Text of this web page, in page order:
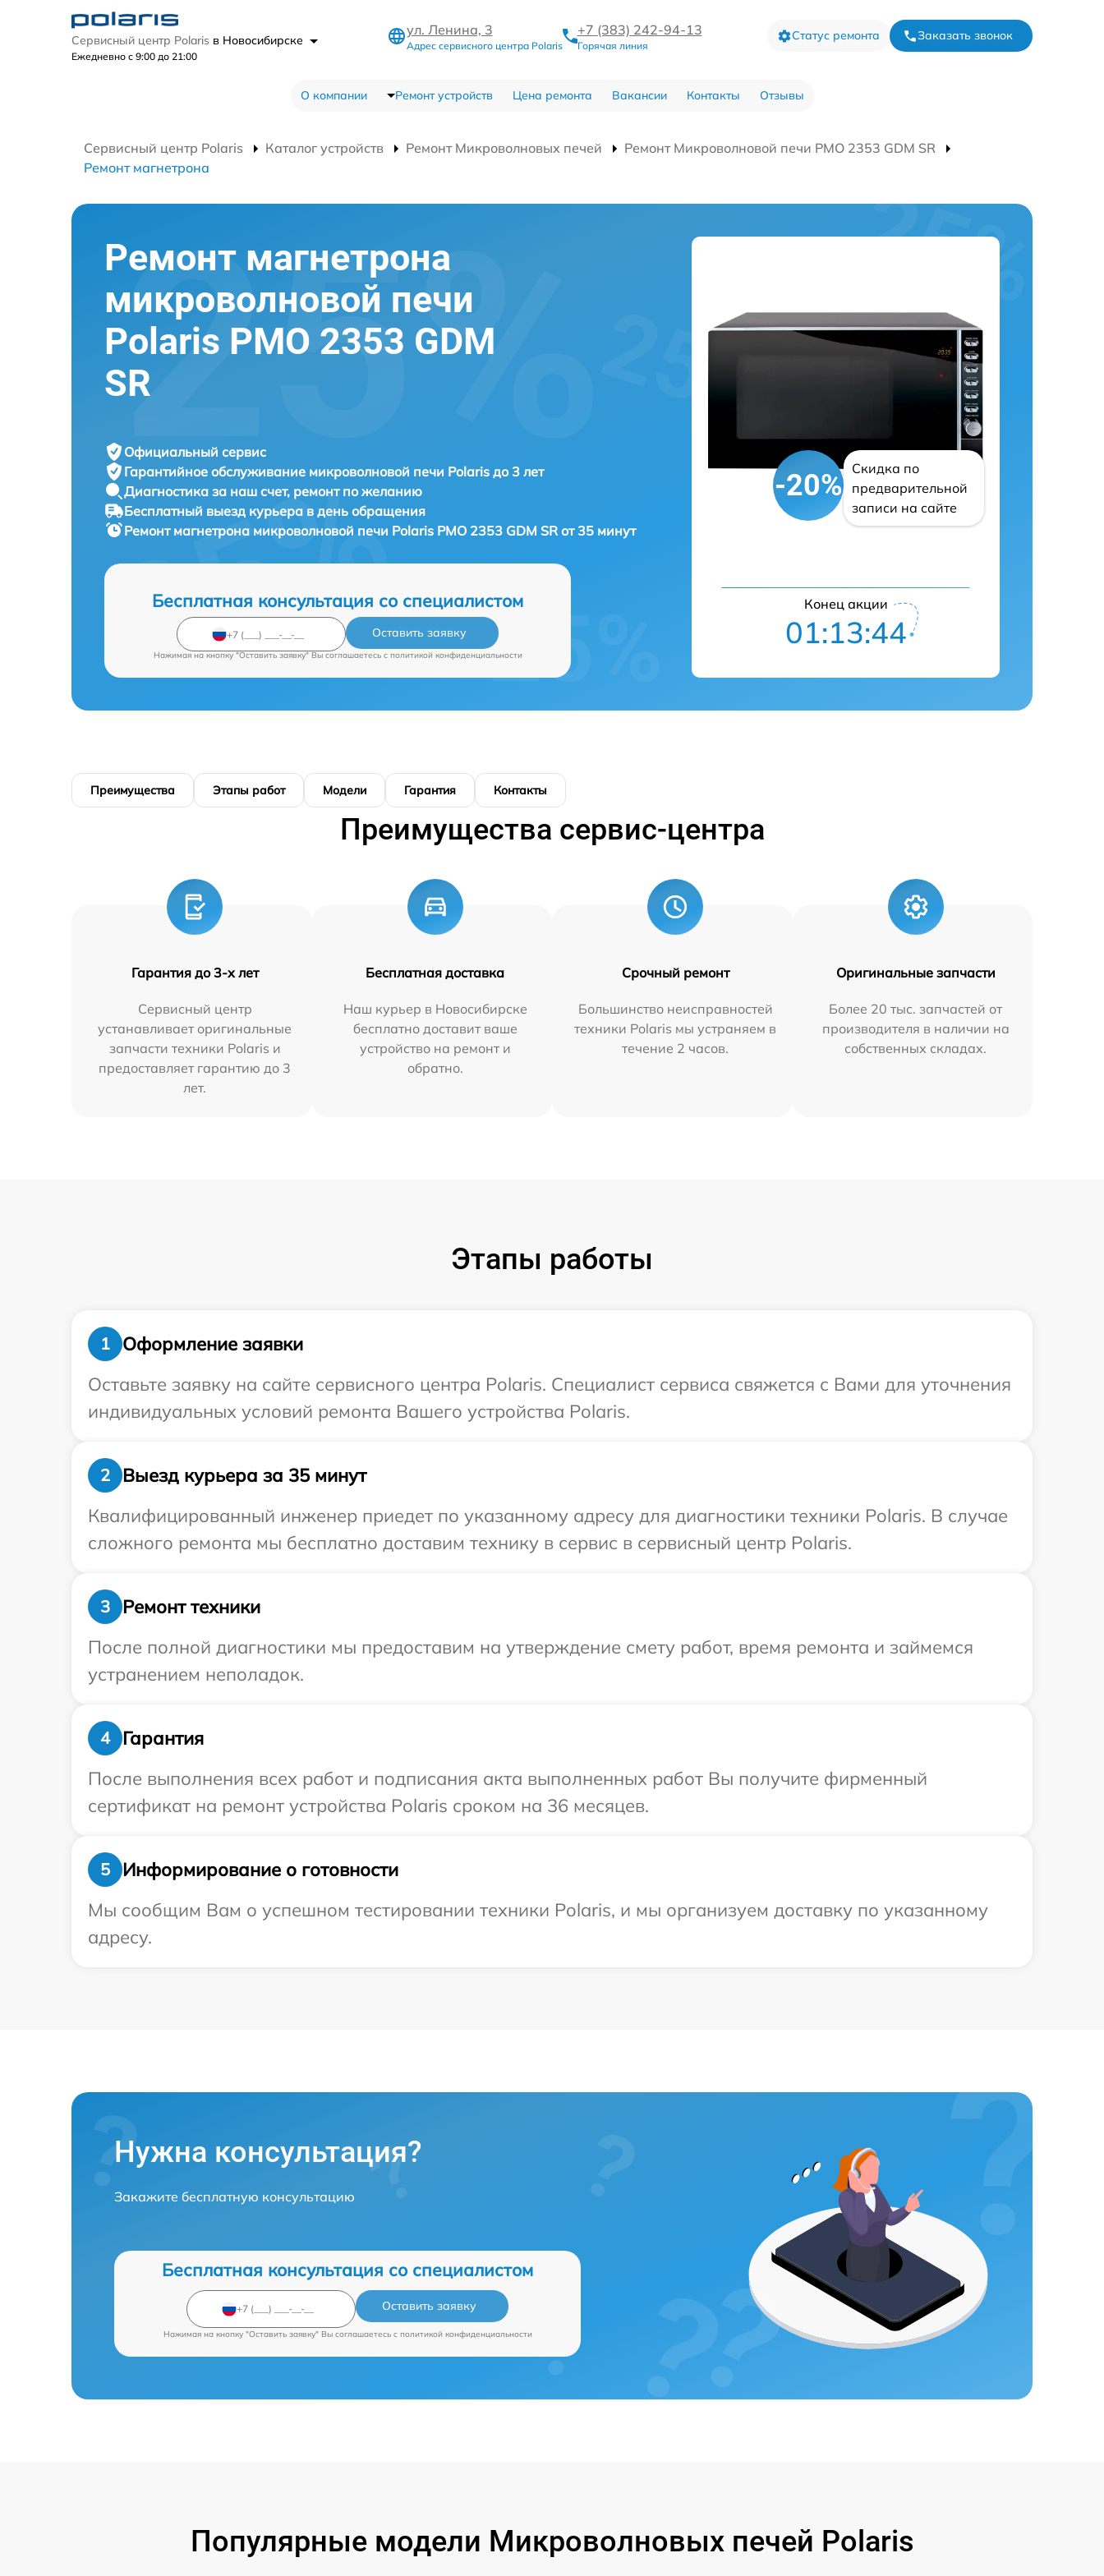
Сервисный центр Polaris в Новосибирске
Ежедневно с 9:00 до 21:00
ул. Ленина, 3
Адрес сервисного центра Polaris
+7 (383) 242-94-13
Горячая линия
Статус ремонта Заказать звонок
О компании Ремонт устройств Цена ремонта Вакансии Контакты Отзывы
Сервисный центр Polaris Каталог устройств Ремонт Микроволновых печей
Ремонт Микроволновой печи PMO 2353 GDM SR
Ремонт магнетрона
Ремонт магнетрона
микроволновой печи
Polaris PMO 2353 GDM
SR
Официальный сервис
Гарантийное обслуживание микроволновой печи Polaris до 3 лет
Диагностика за наш счет, ремонт по желанию
Бесплатный выезд курьера в день обращения
Ремонт магнетрона микроволновой печи Polaris PMO 2353 GDM SR от 35 минут
Бесплатная консультация со специалистом
Оставить заявку
Нажимая на кнопку "Оставить заявку" Вы соглашаетесь c политикой конфиденциальности
-20%
Скидка по
предварительной
записи на сайте
Конец акции
01:13:43
Преимущества Этапы работ Модели Гарантия Контакты
Преимущества сервис-центра
Гарантия до 3-х лет
Сервисный центр
устанавливает оригинальные
запчасти техники Polaris и
предоставляет гарантию до 3
лет.
Бесплатная доставка
Наш курьер в Новосибирске
бесплатно доставит ваше
устройство на ремонт и
обратно.
Срочный ремонт
Большинство неисправностей
техники Polaris мы устраняем в
течение 2 часов.
Оригинальные запчасти
Более 20 тыс. запчастей от
производителя в наличии на
собственных складах.
Этапы работы
1
Оформление заявки
Оставьте заявку на сайте сервисного центра Polaris. Специалист сервиса свяжется с Вами для уточнения
индивидуальных условий ремонта Вашего устройства Polaris.
2
Выезд курьера за 35 минут
Квалифицированный инженер приедет по указанному адресу для диагностики техники Polaris. В случае
сложного ремонта мы бесплатно доставим технику в сервис в сервисный центр Polaris.
3
Ремонт техники
После полной диагностики мы предоставим на утверждение смету работ, время ремонта и займемся
устранением неполадок.
4
Гарантия
После выполнения всех работ и подписания акта выполненных работ Вы получите фирменный
сертификат на ремонт устройства Polaris сроком на 36 месяцев.
5
Информирование о готовности
Мы сообщим Вам о успешном тестировании техники Polaris, и мы организуем доставку по указанному
адресу.
Нужна консультация?
Закажите бесплатную консультацию
Бесплатная консультация со специалистом
Оставить заявку
Нажимая на кнопку "Оставить заявку" Вы соглашаетесь c политикой конфиденциальности
Популярные модели Микроволновых печей Polaris